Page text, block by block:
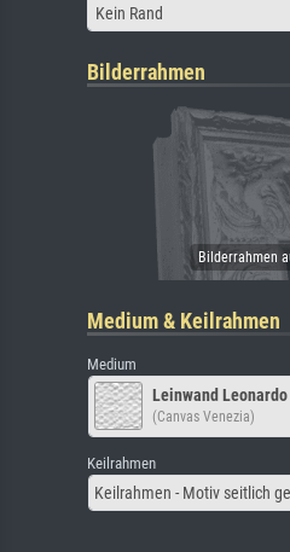
Kein Rand
Bilderrahmen
Medium & Keilrahmen
Medium
Leinwand
(Canvas Venezia)
Keilrahmen
Keilrahmen - Motiv seitlich